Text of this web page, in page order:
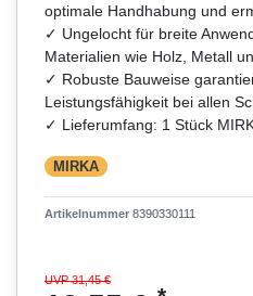
optimale Handhabung und
✓ Ungelocht für breite
Materialien wie Holz, Metall
✓ Robuste Bauweise
Leistungsfähigkeit bei allen
✓ Lieferumfang: 1 Stück
MIRKA
Artikelnummer 8390330111
UVP 31,45 €